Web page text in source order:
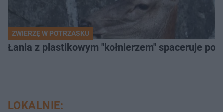
ZWIERZĘ W POTRZASKU
Łania z plastikowym "kołnierzem" spaceruje po
LOKALNIE: